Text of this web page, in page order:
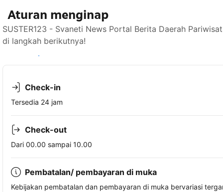
Aturan menginap
SUSTER123 - Svaneti News Portal Berita Daerah
di langkah berikutnya!
Lihat ketersediaan
Check-in
Tersedia 24 jam
Check-out
Dari 00.00 sampai 10.00
Pembatalan/ pembayaran di muka
Kebijakan pembatalan dan pembayaran di muka bervariasi